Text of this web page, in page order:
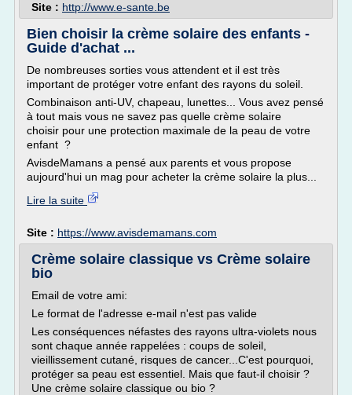
Site : http://www.e-sante.be
Bien choisir la crème solaire des enfants -
Guide d'achat ...
De nombreuses sorties vous attendent et il est très
important de protéger votre enfant des rayons du soleil.
Combinaison anti-UV, chapeau, lunettes... Vous avez pensé
à tout mais vous ne savez pas quelle crème solaire
choisir pour une protection maximale de la peau de votre
enfant ?
AvisdeMamans a pensé aux parents et vous propose
aujourd'hui un mag pour acheter la crème solaire la plus...
Lire la suite
Site : https://www.avisdemamans.com
Crème solaire classique vs Crème solaire
bio
Email de votre ami:
Le format de l'adresse e-mail n'est pas valide
Les conséquences néfastes des rayons ultra-violets nous
sont chaque année rappelées : coups de soleil,
vieillissement cutané, risques de cancer...C'est pourquoi,
protéger sa peau est essentiel. Mais que faut-il choisir ?
Une crème solaire classique ou bio ?